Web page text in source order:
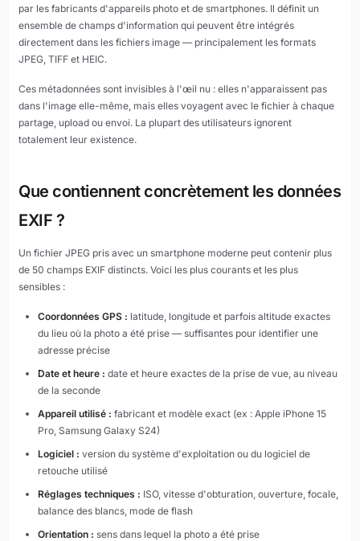
par les fabricants d'appareils photo et de smartphones. Il définit un
ensemble de champs d'information qui peuvent être intégrés
directement dans les fichiers image — principalement les formats
JPEG, TIFF et HEIC.
Ces métadonnées sont invisibles à l'œil nu : elles n'apparaissent pas
dans l'image elle-même, mais elles voyagent avec le fichier à chaque
partage, upload ou envoi. La plupart des utilisateurs ignorent
totalement leur existence.
Que contiennent concrètement les données
EXIF ?
Un fichier JPEG pris avec un smartphone moderne peut contenir plus
de 50 champs EXIF distincts. Voici les plus courants et les plus
sensibles :
Coordonnées GPS : latitude, longitude et parfois altitude exactes
du lieu où la photo a été prise — suffisantes pour identifier une
adresse précise
Date et heure : date et heure exactes de la prise de vue, au niveau
de la seconde
Appareil utilisé : fabricant et modèle exact (ex : Apple iPhone 15
Pro, Samsung Galaxy S24)
Logiciel : version du système d'exploitation ou du logiciel de
retouche utilisé
Réglages techniques : ISO, vitesse d'obturation, ouverture, focale,
balance des blancs, mode de flash
Orientation : sens dans lequel la photo a été prise